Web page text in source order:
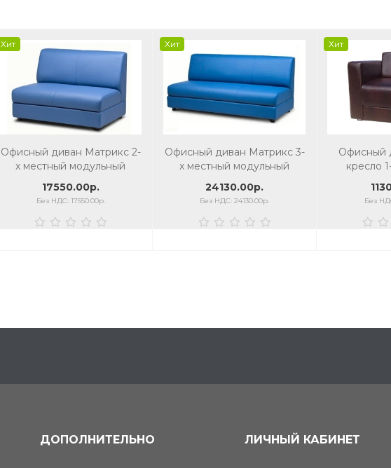
Хит
Офисный диван Матрикс 2-
х местный модульный
17550.00р.
Без НДС: 17550.00р.
Хит
Офисный диван Матрикс 3-
х местный модульный
24130.00р.
Без НДС: 24130.00р.
Хит
Офисный
кресло
Без
ДОПОЛНИТЕЛЬНО ЛИЧНЫЙ КАБИНЕТ